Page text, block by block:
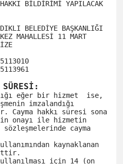
SÜRESİ:
imzalandığı
hakkı süresi sona
onayı ile hizmetin
cayma